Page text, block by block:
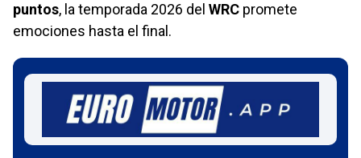
puntos, la temporada 2026 del WRC promete
emociones hasta el final.